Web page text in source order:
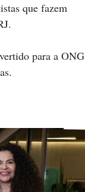
que fazem
para a ONG